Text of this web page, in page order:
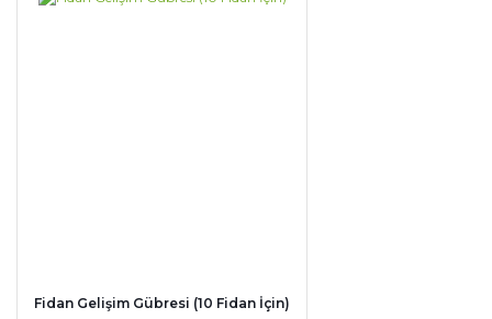
Fidan Gelişim Gübresi (10 Fidan İçin)